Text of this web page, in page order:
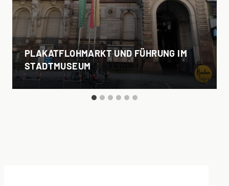
PLAKATFLOHMARKT UND FÜHRUNG IM
STADTMUSEUM